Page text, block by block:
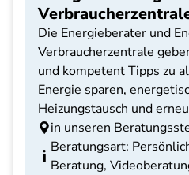
Die Energieberater und
Verbraucherzentrale
und kompetent Tipps zu
Energie sparen,
Heizungstausch und
in unseren
Beratungsart:
Beratung,